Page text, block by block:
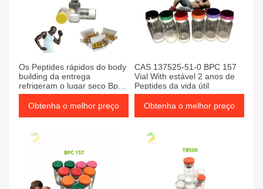
Os Peptides rápidos do body
building da entrega
refrigeram o lugar seco Bpc-
157 solúvel em água
Obtenha o melhor preço
CAS 137525-51-0 BPC 157
Vial With estável 2 anos de
Peptides da vida útil
Obtenha o melhor preço